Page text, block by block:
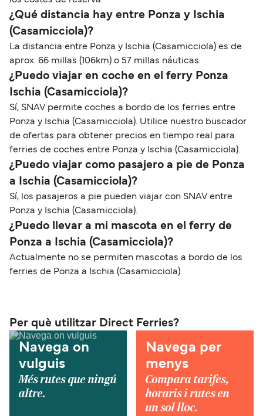
¿Qué distancia hay entre Ponza y Ischia
(Casamicciola)?
La distancia entre Ponza y Ischia (Casamicciola) es de
aprox. 66 millas (106km) o 57 millas náuticas.
¿Puedo viajar en coche en el ferry Ponza
Ischia (Casamicciola)?
Sí, SNAV permite coches a bordo de los ferries entre
Ponza y Ischia (Casamicciola). Utilice nuestro buscador
de ofertas para obtener precios en tiempo real para
ferries de coches entre Ponza y Ischia (Casamicciola).
¿Puedo viajar como pasajero a pie de Ponza
a Ischia (Casamicciola)?
Sí, los pasajeros a pie pueden viajar con SNAV entre
Ponza y Ischia (Casamicciola).
¿Puedo llevar a mi mascota en el ferry de
Ponza a Ischia (Casamicciola)?
Actualmente no se permiten mascotas a bordo de los
ferries de Ponza a Ischia (Casamicciola).
Per què utilitzar Direct Ferries?
Navega on
vulguis
Més rutes que ningú
altre.
Navega per
menys
Compara tarifes,
horaris i rutes en
un sol lloc.